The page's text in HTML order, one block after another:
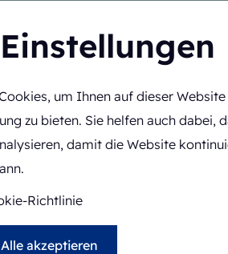
um Ihnen auf dieser
zu bieten. Sie helfen auch dabei,
damit die Website
Richtlinie
Alle akzeptieren
Lösungen
DE
Startseite Ecobliss wählen Die beste